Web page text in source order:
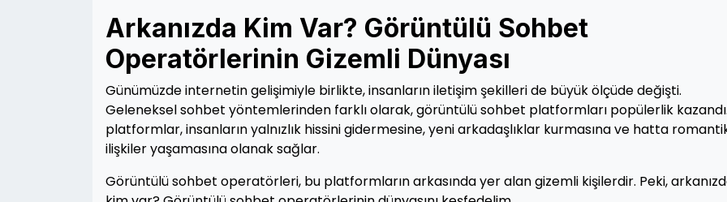
Arkanızda Kim Var? Görüntülü Sohbet
Operatörlerinin Gizemli Dünyası
Günümüzde internetin gelişimiyle birlikte, insanların iletişim şekilleri de büyük ölçüde değişti.
Geleneksel sohbet yöntemlerinden farklı olarak, görüntülü sohbet platformları popülerlik
platformlar, insanların yalnızlık hissini gidermesine, yeni arkadaşlıklar kurmasına ve hatta
ilişkiler yaşamasına olanak sağlar.
Görüntülü sohbet operatörleri, bu platformların arkasında yer alan gizemli kişilerdir. Peki,